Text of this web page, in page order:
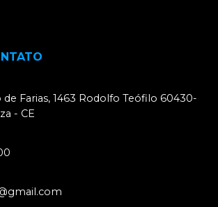
Farias, 1463 Rodolfo Teófilo 60430-
- CE